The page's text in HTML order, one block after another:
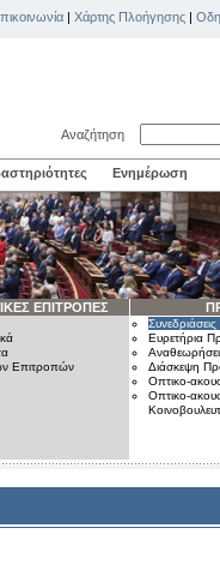
| Χάρτης Πλοήγησης |
Αναζήτηση
Ενημέρωση
ΕΠΙΤΡΟΠΕΣ
Επιτροπών
Ευρετήρια
Διάσκεψη
Οπτικο-
Οπτικο-